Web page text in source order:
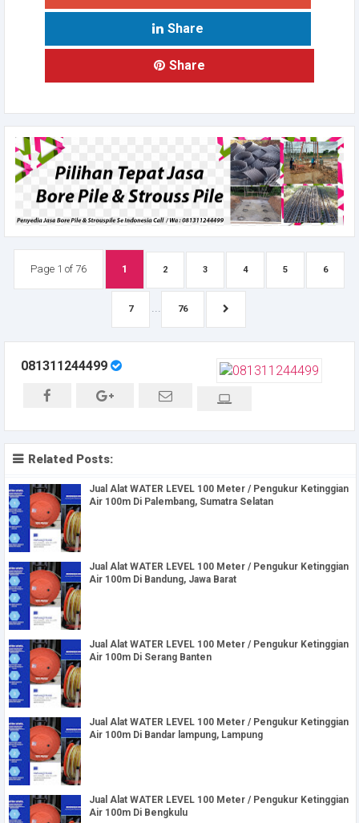
Share
Share
Page 1 of 76 1 2 3 4 5 6
7 ... 76
081311244499
Related Posts:
Jual Alat WATER LEVEL 100 Meter / Pengukur Ketinggian
Air 100m Di Palembang, Sumatra Selatan
Jual Alat WATER LEVEL 100 Meter / Pengukur Ketinggian
Air 100m Di Bandung, Jawa Barat
Jual Alat WATER LEVEL 100 Meter / Pengukur Ketinggian
Air 100m Di Serang Banten
Jual Alat WATER LEVEL 100 Meter / Pengukur Ketinggian
Air 100m Di Bandar lampung, Lampung
Jual Alat WATER LEVEL 100 Meter / Pengukur Ketinggian
Air 100m Di Bengkulu